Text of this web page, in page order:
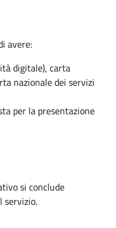
avere:
digitale), carta
nazionale dei servizi
per la presentazione
si conclude
servizio.